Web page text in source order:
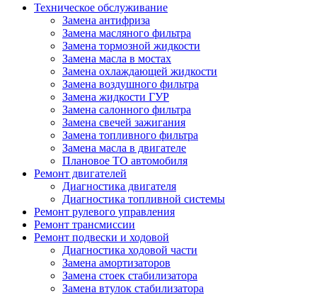
Техническое обслуживание
Замена антифриза
Замена масляного фильтра
Замена тормозной жидкости
Замена масла в мостах
Замена охлаждающей жидкости
Замена воздушного фильтра
Замена жидкости ГУР
Замена салонного фильтра
Замена свечей зажигания
Замена топливного фильтра
Замена масла в двигателе
Плановое ТО автомобиля
Ремонт двигателей
Диагностика двигателя
Диагностика топливной системы
Ремонт рулевого управления
Ремонт трансмиссии
Ремонт подвески и ходовой
Диагностика ходовой части
Замена амортизаторов
Замена стоек стабилизатора
Замена втулок стабилизатора